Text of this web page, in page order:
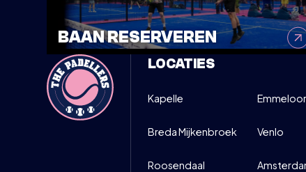
BAAN RESERVEREN
LOCATIES
Kapelle
Breda Mijkenbroek Venlo
Roosendaal